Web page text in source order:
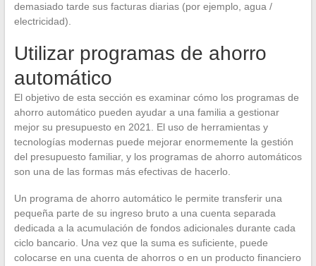
demasiado tarde sus facturas diarias (por ejemplo, agua /
electricidad).
Utilizar programas de ahorro
automático
El objetivo de esta sección es examinar cómo los programas de
ahorro automático pueden ayudar a una familia a gestionar
mejor su presupuesto en 2021. El uso de herramientas y
tecnologías modernas puede mejorar enormemente la gestión
del presupuesto familiar, y los programas de ahorro automáticos
son una de las formas más efectivas de hacerlo.
Un programa de ahorro automático le permite transferir una
pequeña parte de su ingreso bruto a una cuenta separada
dedicada a la acumulación de fondos adicionales durante cada
ciclo bancario. Una vez que la suma es suficiente, puede
colocarse en una cuenta de ahorros o en un producto financiero